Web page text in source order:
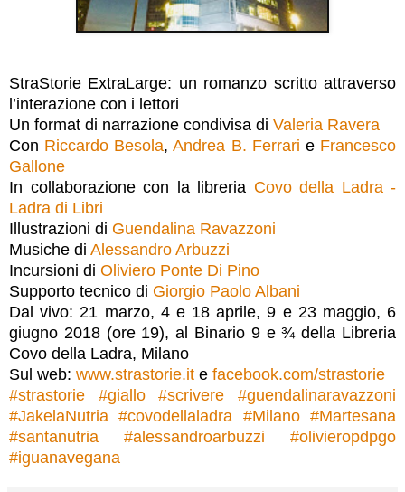
StraStorie ExtraLarge: un romanzo scritto attraverso
l’interazione con i lettori
Un format di narrazione condivisa di Valeria Ravera
Con Riccardo Besola,Andrea B. Ferrari e Francesco
Gallone
In collaborazione con la libreria Covo della Ladra -
Ladra di Libri
Illustrazioni di Guendalina Ravazzoni
Musiche di Alessandro Arbuzzi
Incursioni di Oliviero Ponte Di Pino
Supporto tecnico di Giorgio Paolo Albani
Dal vivo: 21 marzo, 4 e 18 aprile, 9 e 23 maggio, 6
giugno 2018 (ore 19), al Binario 9 e ¾ della Libreria
Covo della Ladra, Milano
Sul web: www.strastorie.it e facebook.com/strastorie
#strastorie #giallo #scrivere #guendalinaravazzoni
#JakelaNutria #covodellaladra #Milano #Martesana
#santanutria #alessandroarbuzzi #olivieropdpgo
#iguanavegana